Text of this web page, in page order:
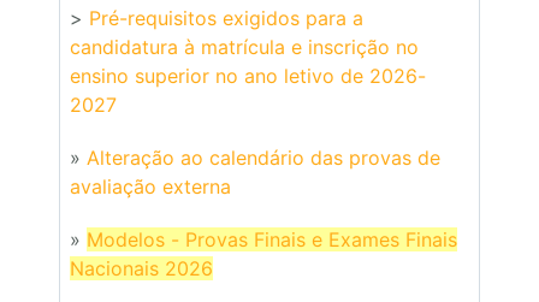
> Pré-requisitos exigidos para a
candidatura à matrícula e inscrição no
ensino superior no ano letivo de 2026-
2027
» Alteração ao calendário das provas de
avaliação externa
» Modelos - Provas Finais e Exames Finais
Nacionais 2026